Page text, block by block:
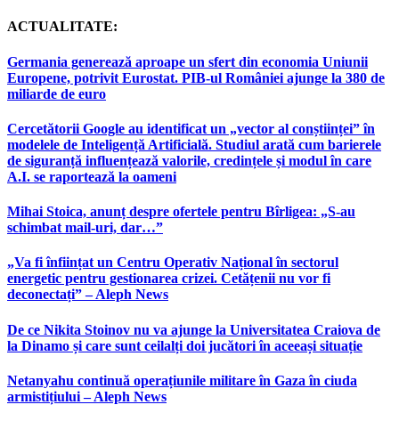
ACTUALITATE:
Germania generează aproape un sfert din economia Uniunii
Europene, potrivit Eurostat. PIB-ul României ajunge la 380 de
miliarde de euro
Cercetătorii Google au identificat un „vector al conștiinței” în
modelele de Inteligență Artificială. Studiul arată cum barierele
de siguranță influențează valorile, credințele și modul în care
A.I. se raportează la oameni
Mihai Stoica, anunț despre ofertele pentru Bîrligea: „S-au
schimbat mail-uri, dar…”
„Va fi înființat un Centru Operativ Național în sectorul
energetic pentru gestionarea crizei. Cetățenii nu vor fi
deconectați” – Aleph News
De ce Nikita Stoinov nu va ajunge la Universitatea Craiova de
la Dinamo și care sunt ceilalți doi jucători în aceeași situație
Netanyahu continuă operațiunile militare în Gaza în ciuda
armistițiului – Aleph News